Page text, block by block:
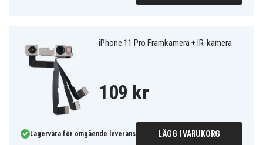
iPhone 11 Pro Framkamera + IR-kamera
109 kr
Lagervara för omgående leverans LÄGG I VARUKORG